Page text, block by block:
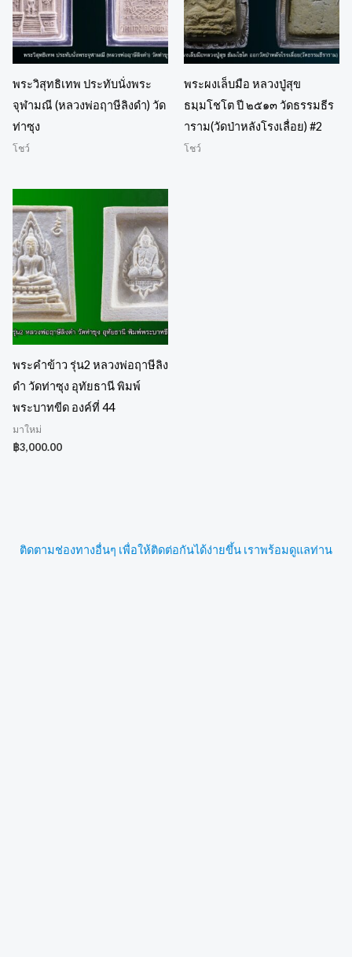
พระวิสุทธิเทพ ประทับนั่งพระ
จุฬามณี (หลวงพ่อฤาษีลิงดำ) วัด
ท่าซุง
โชว์
พระผงเล็บมือ หลวงปู่สุข
ธมฺมโชโต ปี ๒๕๑๓ วัดธรรมธีร
าราม(วัดป่าหลังโรงเลื่อย) #2
โชว์
พระคำข้าว รุ่น2 หลวงพ่อฤาษีลิง
ดำ วัดท่าซุง อุทัยธานี พิมพ์
พระบาทขีด องค์ที่ 44
มาใหม่
฿3,000.00
ติดตามช่องทางอื่นๆ เพื่อให้ติดต่อกันได้ง่ายขึ้น เราพร้อมดูแลท่าน